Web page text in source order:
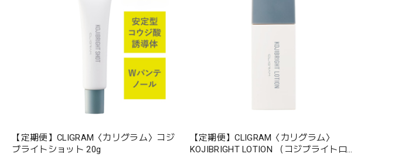
【定期便】CLIGRAM〈カリグラム〉コジ
ブライトショット 20g
【定期便】CLIGRAM〈カリグラム〉
KOJIBRIGHT LOTION （コジブライトロ